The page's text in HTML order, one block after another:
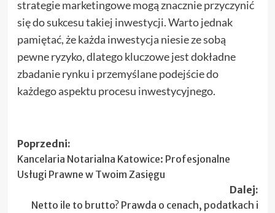
strategie marketingowe mogą znacznie przyczynić
się do sukcesu takiej inwestycji. Warto jednak
pamiętać, że każda inwestycja niesie ze sobą
pewne ryzyko, dlatego kluczowe jest dokładne
zbadanie rynku i przemyślane podejście do
każdego aspektu procesu inwestycyjnego.
Zobacz
wpisy
Poprzedni:
Kancelaria Notarialna Katowice: Profesjonalne
Usługi Prawne w Twoim Zasięgu
Dalej:
Netto ile to brutto? Prawda o cenach, podatkach i